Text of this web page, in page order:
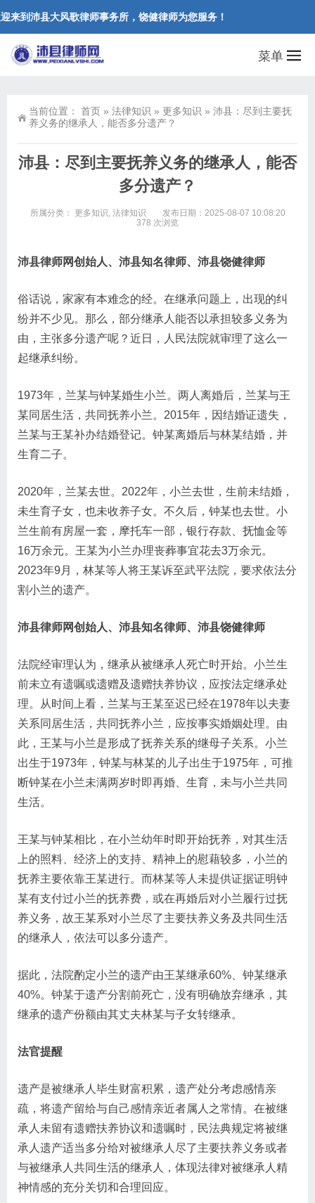
来到沛县大风歌律师事务所，饶健律师为您服务！
菜单
当前位置： 首页 » 法律知识 » 更多知识 » 沛县：尽到主要抚
养义务的继承人，能否多分遗产？
沛县：尽到主要抚养义务的继承人，能否
多分遗产？
所属分类： 更多知识, 法律知识
发布日期：2025-08-07 10:08:20
378 次浏览
沛县律师网创始人、沛县知名律师、沛县饶健律师
俗话说，家家有本难念的经。在继承问题上，出现的纠
纷并不少见。那么，部分继承人能否以承担较多义务为
由，主张多分遗产呢？近日，人民法院就审理了这么一
起继承纠纷。
1973年，兰某与钟某婚生小兰。两人离婚后，兰某与王
某同居生活，共同抚养小兰。2015年，因结婚证遗失，
兰某与王某补办结婚登记。钟某离婚后与林某结婚，并
生育二子。
2020年，兰某去世。2022年，小兰去世，生前未结婚，
未生育子女，也未收养子女。不久后，钟某也去世。小
兰生前有房屋一套，摩托车一部，银行存款、抚恤金等
16万余元。王某为小兰办理丧葬事宜花去3万余元。
2023年9月，林某等人将王某诉至武平法院，要求依法分
割小兰的遗产。
沛县律师网创始人、沛县知名律师、沛县饶健律师
法院经审理认为，继承从被继承人死亡时开始。小兰生
前未立有遗嘱或遗赠及遗赠扶养协议，应按法定继承处
理。从时间上看，兰某与王某至迟已经在1978年以夫妻
关系同居生活，共同抚养小兰，应按事实婚姻处理。由
此，王某与小兰是形成了抚养关系的继母子关系。小兰
出生于1973年，钟某与林某的儿子出生于1975年，可推
断钟某在小兰未满两岁时即再婚、生育，未与小兰共同
生活。
王某与钟某相比，在小兰幼年时即开始抚养，对其生活
上的照料、经济上的支持、精神上的慰藉较多，小兰的
抚养主要依靠王某进行。而林某等人未提供证据证明钟
某有支付过小兰的抚养费，或在再婚后对小兰履行过抚
养义务，故王某系对小兰尽了主要扶养义务及共同生活
的继承人，依法可以多分遗产。
据此，法院酌定小兰的遗产由王某继承60%、钟某继承
40%。钟某于遗产分割前死亡，没有明确放弃继承，其
继承的遗产份额由其丈夫林某与子女转继承。
法官提醒
遗产是被继承人毕生财富积累，遗产处分考虑感情亲
疏，将遗产留给与自己感情亲近者属人之常情。在被继
承人未留有遗赠扶养协议和遗嘱时，民法典规定将被继
承人遗产适当多分给对被继承人尽了主要扶养义务或者
与被继承人共同生活的继承人，体现法律对被继承人精
神情感的充分关切和合理回应。